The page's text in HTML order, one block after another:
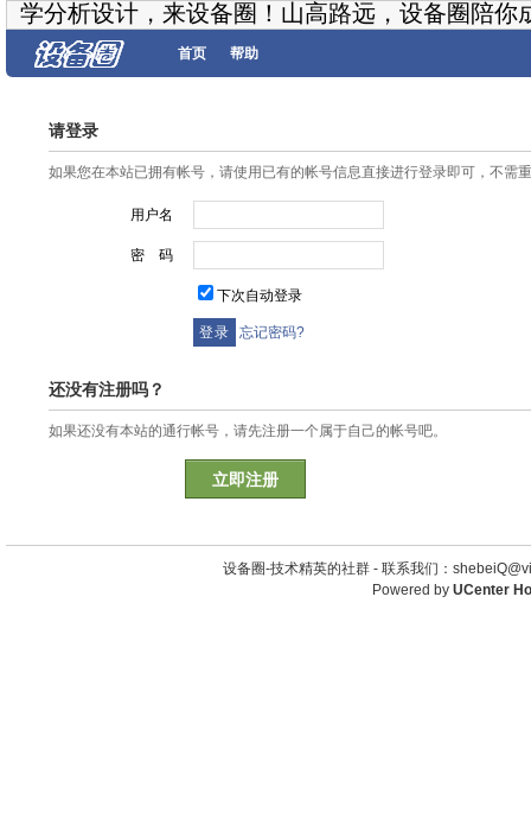
学分析设计，来设备圈！山高路远，设备圈陪你
首页 帮助
请登录
如果您在本站已拥有帐号，请使用已有的帐号信息直接进行登录即可，不需
用户名
密 码
下次自动登录
忘记密码?
还没有注册吗？
如果还没有本站的通行帐号，请先注册一个属于自己的帐号吧。
立即注册
设备圈-技术精英的社群 - 联系我们：
Powered by UCenter